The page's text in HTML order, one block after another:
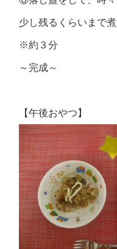
少し残るくらいまで煮
※約３分
～完成～
【午後おやつ】